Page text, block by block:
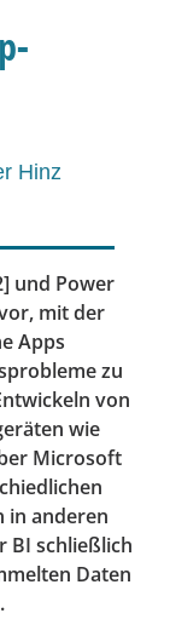
Hinz
und Power
mit der
Apps
zu
von
wie
Microsoft
in anderen
BI schließlich
Daten